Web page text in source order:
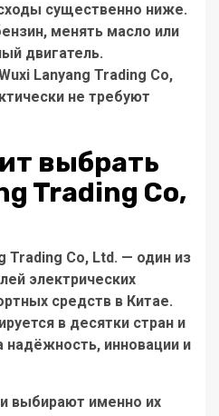
существенно ниже.
менять масло или
двигатель.
Lanyang Trading Co,
не требуют
выбрать
Trading Co,
Trading Co, Ltd. — один из
электрических
средств в Китае.
в десятки стран и
надёжность, инновации и
выбирают именно их